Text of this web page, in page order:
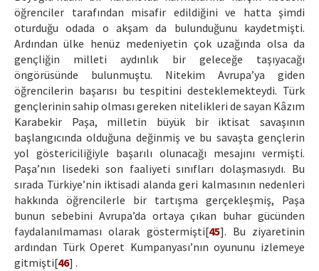
öğrenciler tarafından misafir edildiğini ve hatta şimdi
oturduğu odada o akşam da bulunduğunu kaydetmişti.
Ardından ülke henüz medeniyetin çok uzağında olsa da
gençliğin milleti aydınlık bir geleceğe taşıyacağı
öngörüsünde bulunmuştu. Nitekim Avrupa’ya giden
öğrencilerin başarısı bu tespitini desteklemekteydi. Türk
gençlerinin sahip olması gereken nitelikleri de sayan Kâzım
Karabekir Paşa, milletin büyük bir iktisat savaşının
başlangıcında olduğuna değinmiş ve bu savaşta gençlerin
yol göstericiliğiyle başarılı olunacağı mesajını vermişti.
Paşa’nın lisedeki son faaliyeti sınıfları dolaşmasıydı. Bu
sırada Türkiye’nin iktisadi alanda geri kalmasının nedenleri
hakkında öğrencilerle bir tartışma gerçekleşmiş, Paşa
bunun sebebini Avrupa’da ortaya çıkan buhar gücünden
faydalanılmaması olarak göstermişti[45]. Bu ziyaretinin
ardından Türk Operet Kumpanyası’nın oyununu izlemeye
gitmişti[46] .